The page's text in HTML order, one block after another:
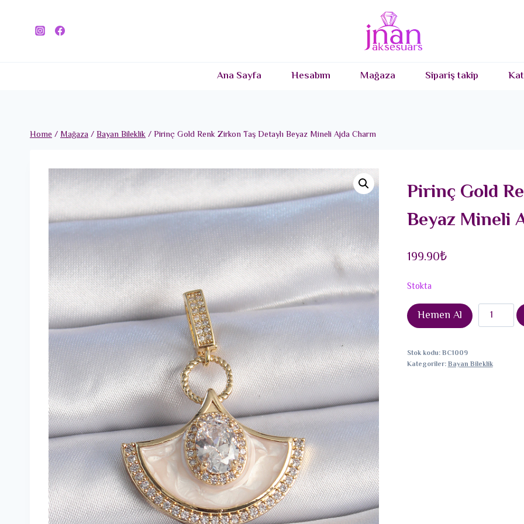
Ana Sayfa Hesabım Mağaza Sipariş takip
Home/Mağaza/Bayan Bileklik/Pirinç Gold Renk Zirkon Taş Detaylı Beyaz Mineli Ajda Charm
Pirinç Gold
Beyaz Mineli
199.90₺
Stokta
Hemen Al
Pirinç
Gold
Zirkon
Stok kodu:BC1009
Kategoriler:Bayan Bileklik